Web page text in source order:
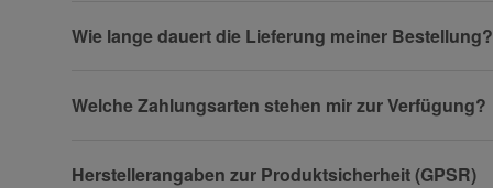
Telefon
Wie lange dauert die Lieferung meiner Bestellung?
Welche Zahlungsarten stehen mir zur Verfügung?
Herstellerangaben zur Produktsicherheit (GPSR)